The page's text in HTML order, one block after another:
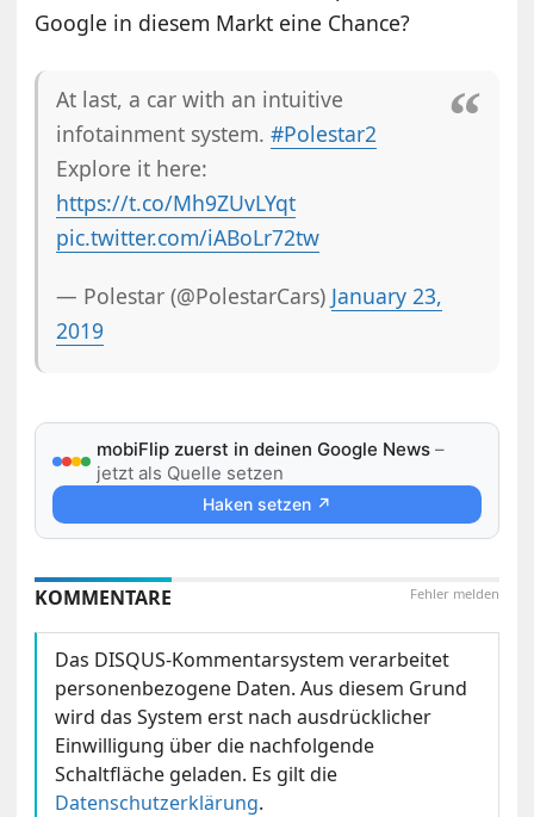
Google in diesem Markt eine Chance?
At last, a car with an intuitive
infotainment system.#Polestar2
Explore it here:
https://t.co/Mh9ZUvLYqt
pic.twitter.com/iABoLr72tw
— Polestar (@PolestarCars) January 23,
2019
mobiFlip zuerst in deinen Google News –
jetzt als Quelle setzen
Haken setzen ↗
Fehler melden
KOMMENTARE
Das DISQUS-Kommentarsystem verarbeitet
personenbezogene Daten. Aus diesem Grund
wird das System erst nach ausdrücklicher
Einwilligung über die nachfolgende
Schaltfläche geladen. Es gilt die
Datenschutzerklärung.